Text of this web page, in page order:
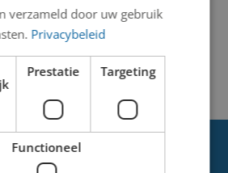
kunstwerk
verzameld door uw gebruik
Privacybeleid
Prestatie Targeting
Functioneel